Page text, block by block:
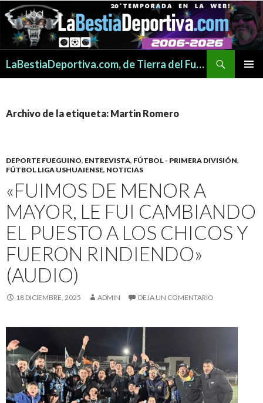
LaBestiaDeportiva.com, de Tierra del Fuego para todo el mundo
Archivo de la etiqueta: Martin Romero
DEPORTE FUEGUINO, ENTREVISTA, FÚTBOL - PRIMERA DIVISIÓN,
FÚTBOL LIGA USHUAIENSE, NOTICIAS
«FUIMOS DE MENOR A
MAYOR, LE FUI CAMBIANDO
EL PUESTO A LOS CHICOS Y
FUERON RINDIENDO»
(AUDIO)
18 DICIEMBRE, 2025 ADMIN DEJA UN COMENTARIO